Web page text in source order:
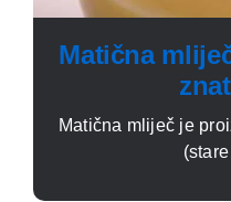
Matična
Matična mliječ je